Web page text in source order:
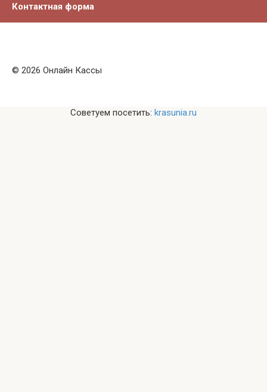
Контактная форма
© 2026 Онлайн Кассы
Советуем посетить: krasunia.ru